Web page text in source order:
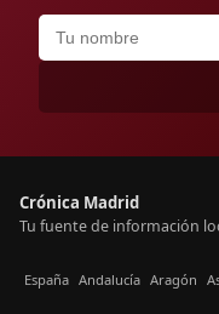
Crónica Madrid
Tu fuente de información
España Andalucía Aragón